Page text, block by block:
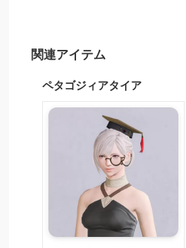
関連アイテム
ペタゴジィアタイア